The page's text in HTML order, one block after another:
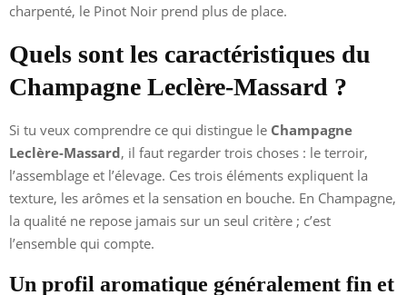
charpenté, le Pinot Noir prend plus de place.
Quels sont les caractéristiques du
Champagne Leclère-Massard ?
Si tu veux comprendre ce qui distingue le Champagne
Leclère-Massard, il faut regarder trois choses : le terroir,
l’assemblage et l’élevage. Ces trois éléments expliquent la
texture, les arômes et la sensation en bouche. En Champagne,
la qualité ne repose jamais sur un seul critère ; c’est
l’ensemble qui compte.
Un profil aromatique généralement fin et